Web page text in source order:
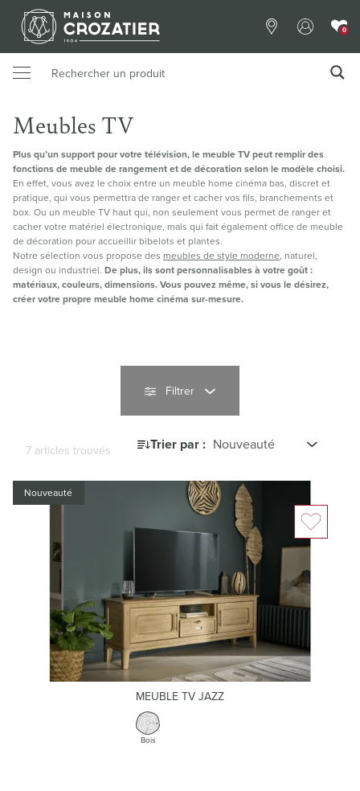
0
Meubles TV
Plus qu’un support pour votre télévision, le meuble TV peut remplir des
fonctions de meuble de rangement et de décoration selon le modèle choisi.
En effet, vous avez le choix entre un meuble home cinéma bas, discret et
pratique, qui vous permettra de ranger et cacher vos fils, branchements et
box. Ou un meuble TV haut qui, non seulement vous permet de ranger et
cacher votre matériel électronique, mais qui fait également office de meuble
de décoration pour accueillir bibelots et plantes.
Notre sélection vous propose des meubles de style moderne, naturel,
design ou industriel. De plus, ils sont personnalisables à votre goût :
matériaux, couleurs, dimensions. Vous pouvez même, si vous le désirez,
créer votre propre meuble home cinéma sur-mesure.
Filtrer
7 articles trouvés Trier par :
Nouveauté
MEUBLE TV JAZZ
Bois